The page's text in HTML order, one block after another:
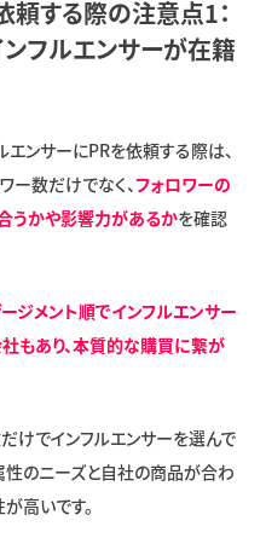
頼する際の注意点1：
フルエンサーが在籍
エンサーにPRを依頼する際は、
ー数だけでなく、フォロワーの
うかや影響力があるかを確認
ジメント順でインフルエンサー
もあり、本質的な購買に繋が
けでインフルエンサーを選んで
性のニーズと自社の商品が合わ
高いです。